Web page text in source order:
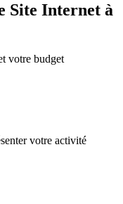
Site Internet à
votre budget
votre activité